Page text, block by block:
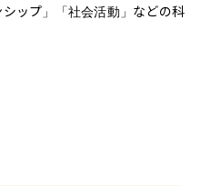
ップ」「社会活動」などの科